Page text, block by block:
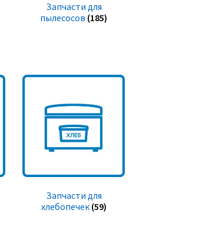
Запчасти для
пылесосов (185)
Запчасти для
хлебопечек (59)